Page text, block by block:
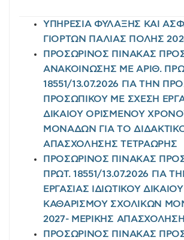
ΥΠΗΡΕΣΙΑ ΦΥΛΑΞΗΣ ΚΑΙ
ΓΙΟΡΤΩΝ ΠΑΛΙΑΣ ΠΟΛΗΣ
ΠΡΟΣΩΡΙΝΟΣ ΠΙΝΑΚΑΣ
ΑΝΑΚΟΙΝΩΣΗΣ ΜΕ ΑΡΙΘ.
18551/13.07.2026 ΓΙΑ ΤΗΝ
ΠΡΟΣΩΠΙΚΟΥ ΜΕ ΣΧΕΣΗ
ΔΙΚΑΙΟΥ ΟΡΙΣΜΕΝΟΥ
ΜΟΝΑΔΩΝ ΓΙΑ ΤΟ
ΑΠΑΣΧΟΛΗΣΗΣ ΤΕΤΡΑΩΡΗΣ
ΠΡΟΣΩΡΙΝΟΣ ΠΙΝΑΚΑΣ
ΠΡΩΤ. 18551/13.07.2026
ΕΡΓΑΣΙΑΣ ΙΔΙΩΤΙΚΟΥ
ΚΑΘΑΡΙΣΜΟΥ ΣΧΟΛΙΚΩΝ
2027- ΜΕΡΙΚΗΣ
ΠΡΟΣΩΡΙΝΟΣ ΠΙΝΑΚΑΣ